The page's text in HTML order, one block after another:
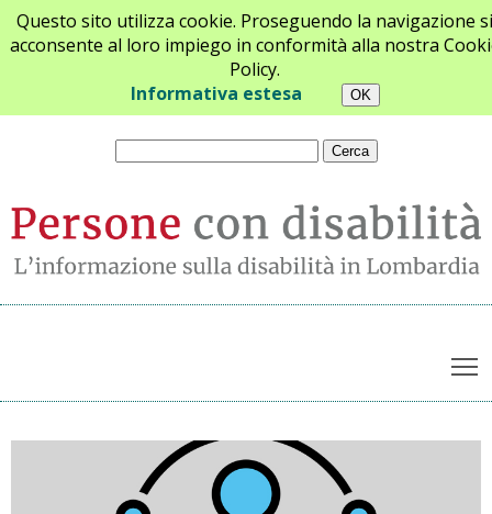
Questo sito utilizza cookie. Proseguendo la navigazione si
acconsente al loro impiego in conformità alla nostra
Policy.
Informativa estesa
Chi siamo Newsletter Contatti
Archivio notizie